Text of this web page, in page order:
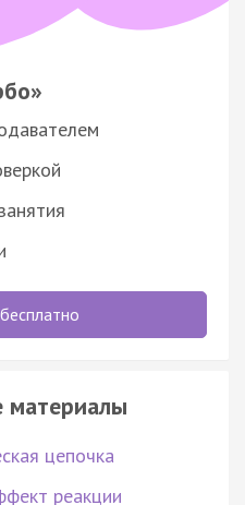
материалы
цепочка
реакции